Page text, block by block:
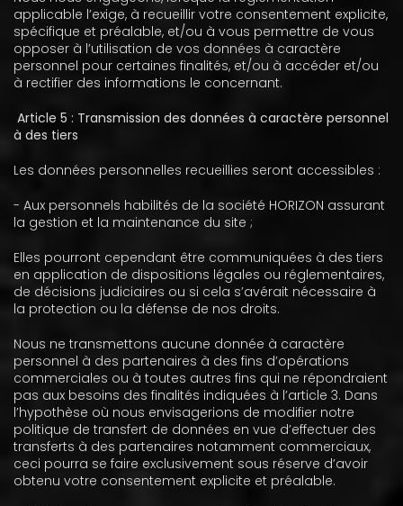
applicable l’exige, à recueillir votre consentement explicite,
spécifique et préalable, et/ou à vous permettre de vous
opposer à l’utilisation de vos données à caractère
personnel pour certaines finalités, et/ou à accéder et/ou
à rectifier des informations le concernant.
Article 5 : Transmission des données à caractère personnel
à des tiers
Les données personnelles recueillies seront accessibles :
- Aux personnels habilités de la société HORIZON assurant
la gestion et la maintenance du site ;
Elles pourront cependant être communiquées à des tiers
en application de dispositions légales ou réglementaires,
de décisions judiciaires ou si cela s’avérait nécessaire à
la protection ou la défense de nos droits.
Nous ne transmettons aucune donnée à caractère
personnel à des partenaires à des fins d’opérations
commerciales ou à toutes autres fins qui ne répondraient
pas aux besoins des finalités indiquées à l’article 3. Dans
l’hypothèse où nous envisagerions de modifier notre
politique de transfert de données en vue d’effectuer des
transferts à des partenaires notamment commerciaux,
ceci pourra se faire exclusivement sous réserve d’avoir
obtenu votre consentement explicite et préalable.